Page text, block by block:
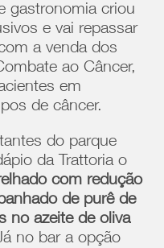
gastronomia criou
e vai repassar
a venda dos
ao Câncer,
em
de câncer.
do parque
da Trattoria o
com redução
de purê de
no azeite de oliva
no bar a opção